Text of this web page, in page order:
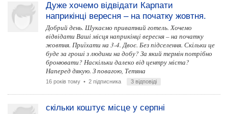
Дуже хочемо відвідати Карпати
наприкінці вересня – на початку жовтня.
Добрий день. Шукаємо приватний готель. Хочемо
відвідати Ваші місця наприкінці вересня – на початку
жовтня. Приїхати на 3-4. Двоє. Без підселення. Скільки це
буде за гроші з людини на добу? За який термін потрібно
бронювати? Наскільки далеко від центру міста?
Наперед дякую. З повагою, Тетяна
16 років тому • 2 підписника 3 відповіді
скільки коштує місце у серпні